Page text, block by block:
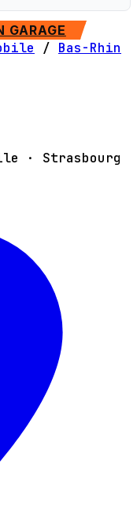
GARAGE
/ Bas-Rhin
· Strasbourg